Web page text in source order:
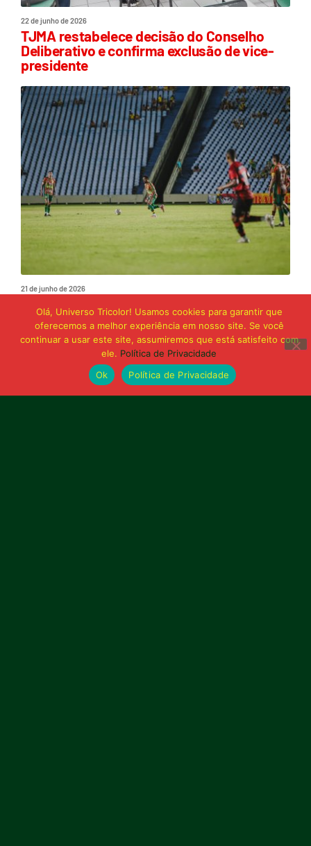
22 de junho de 2026
TJMA restabelece decisão do Conselho
Deliberativo e confirma exclusão de vice-
presidente
21 de junho de 2026
Sampaio é superado pelo Trem no Castelão
e buscará reação em Macapá
Olá, Universo Tricolor! Usamos cookies para garantir que
oferecemos a melhor experiência em nosso site. Se você
continuar a usar este site, assumiremos que está satisfeito com
ele. Política de Privacidade
Ok
Política de Privacidade